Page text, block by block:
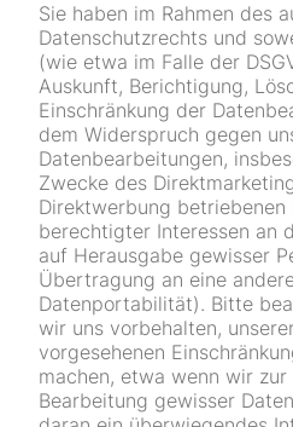
Sie haben im Rahmen des
Datenschutzrechts und
(wie etwa im Falle der
Auskunft, Berichtigung,
Einschränkung der
dem Widerspruch gegen
Datenbearbeitungen,
Zwecke des
Direktwerbung
berechtigter Interessen an
auf Herausgabe gewisser
Übertragung an eine
Datenportabilität). Bitte
wir uns vorbehalten,
vorgesehenen
machen, etwa wenn wir
Bearbeitung gewisser